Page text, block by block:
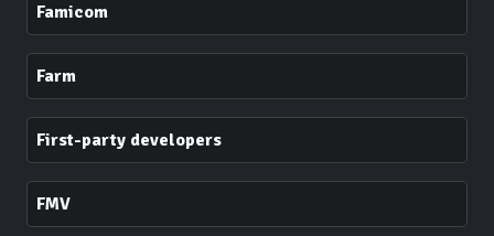
Famicom
Farm
First-party developers
FMV